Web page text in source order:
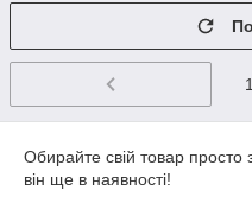
1
Обирайте свій товар
він ще в наявності!